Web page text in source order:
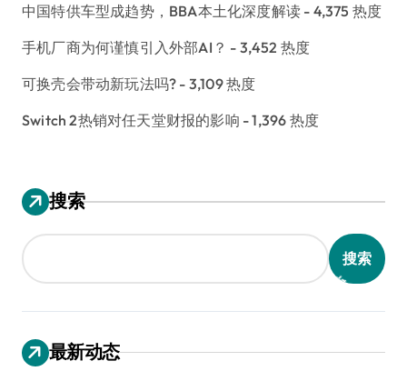
中国特供车型成趋势，BBA本土化深度解读 - 4,375 热度
手机厂商为何谨慎引入外部AI？ - 3,452 热度
可换壳会带动新玩法吗? - 3,109 热度
Switch 2热销对任天堂财报的影响 - 1,396 热度
搜索
搜索
最新动态